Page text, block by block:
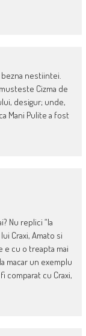
nestiintei.
Cizma de
desigur; unde,
Mani Pulite a fost
Nu replici “la
Craxi, Amato si
e cu o treapta mai
macar un exemplu
comparat cu Craxi,